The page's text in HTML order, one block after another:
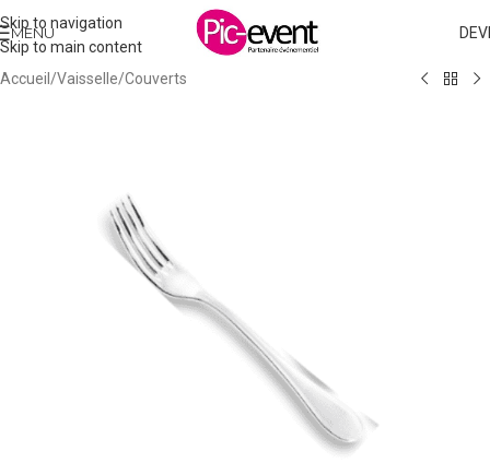
Skip to navigation
Skip to main content
MENU
Accueil /Vaisselle/Couverts